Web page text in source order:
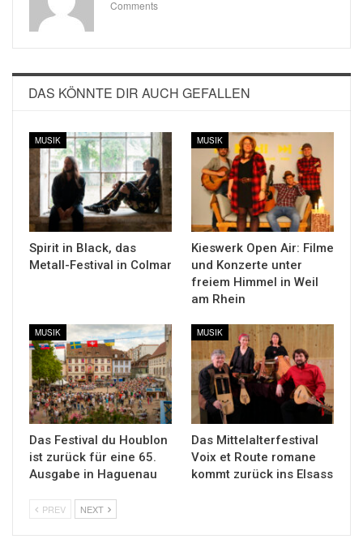
Comments
DAS KÖNNTE DIR AUCH GEFALLEN
MUSIK
Spirit in Black, das
Metall-Festival in Colmar
MUSIK
Kieswerk Open Air: Filme
und Konzerte unter
freiem Himmel in Weil
am Rhein
MUSIK
Das Festival du Houblon
ist zurück für eine 65.
Ausgabe in Haguenau
MUSIK
Das Mittelalterfestival
Voix et Route romane
kommt zurück ins Elsass
PREV NEXT